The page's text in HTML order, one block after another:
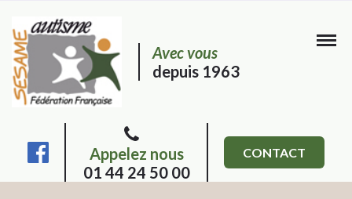
Avec vous
depuis 1963
Appelez nous
01 44 24 50 00
CONTACT